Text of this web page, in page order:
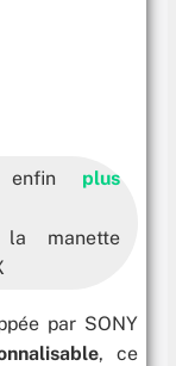
enfin plus
manette
par SONY
, ce